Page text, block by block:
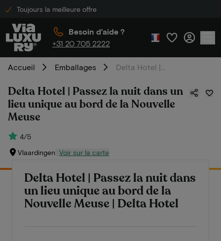
Toujours la meilleure offre
Besoin d'aide ?
+31 20 705 2222
Accueil Emballages
Delta Hotel | Passez la nuit dans un
lieu unique au bord de la Nouvelle
Meuse
4/5
Vlaardingen Voir sur la carte
Delta Hotel | Passez la nuit dans
un lieu unique au bord de la
Nouvelle Meuse | Delta Hotel